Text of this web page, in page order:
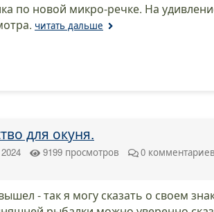
по новой микро-речке. На
читать дальше
для окуня.
9199 просмотров 0 комментариев
- так я могу сказать о своем